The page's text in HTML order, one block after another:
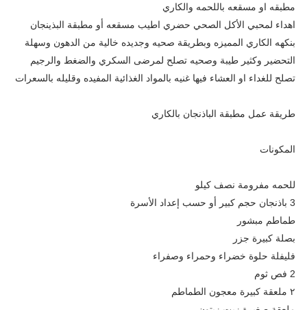
مطبقه او مسقعه باللحمه والكاري
اهداء لمحبي الأكل الصحي حضري اطيب مسقعه أو مطبقة البذينجان
بنكهه الكاري المميزه وبطريقة صحيه وجديده خالية من الدهون وسهلة
التحضير وكثير طيبة وصحيه تصلح لمرضى السكري والضغط والرجيم
تصلح للغداء او العشاء فيها غنيه بالمواد الغذائية المفيده وقليله بالسعرات
طريقة عمل مطبقة الباذنجان بالكاري
المكونات
للحمه مفرومة نصف كيلو
3 باذنجان حجم كبير أو حسب إعداد الأسرة
طماطم مبشور
بصلة كبيرة جزر
فليفلة حلوة خضراء وحمراء وصفراء
2 فص ثوم
٢ ملعقة كبيرة معجون الطماطم